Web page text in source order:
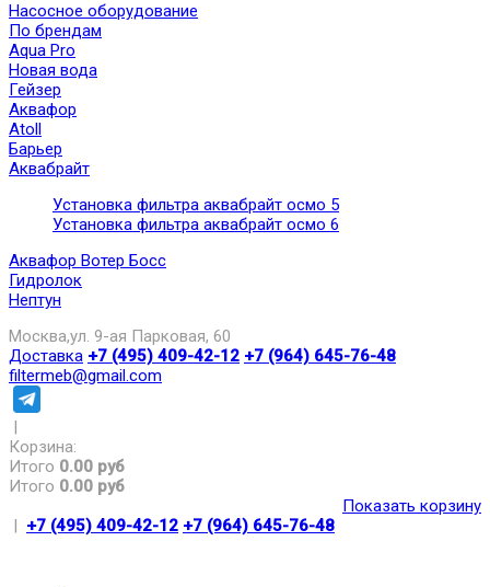
Насосное оборудование
По брендам
Aqua Pro
Новая вода
Гейзер
Аквафор
Atoll
Барьер
Аквабрайт
Установка фильтра аквабрайт осмо 5
Установка фильтра аквабрайт осмо 6
Аквафор Вотер Босс
Гидролок
Нептун
Москва,ул. 9-ая Парковая, 60
Доставка +7 (495) 409-42-12 +7 (964) 645-76-48
filtermeb@gmail.com
|
Корзина:
Итого 0.00 руб
Итого 0.00 руб
Показать корзину
| +7 (495) 409-42-12 +7 (964) 645-76-48